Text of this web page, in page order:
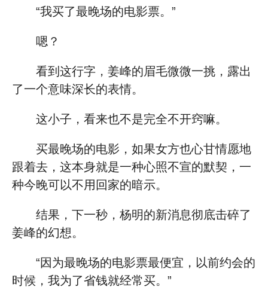
“我买了最晚场的电影票。”
嗯？
看到这行字，姜峰的眉毛微微一挑，露出
了一个意味深长的表情。
这小子，看来也不是完全不开窍嘛。
买最晚场的电影，如果女方也心甘情愿地
跟着去，这本身就是一种心照不宣的默契，一
种今晚可以不用回家的暗示。
结果，下一秒，杨明的新消息彻底击碎了
姜峰的幻想。
“因为最晚场的电影票最便宜，以前约会的
时候，我为了省钱就经常买。”